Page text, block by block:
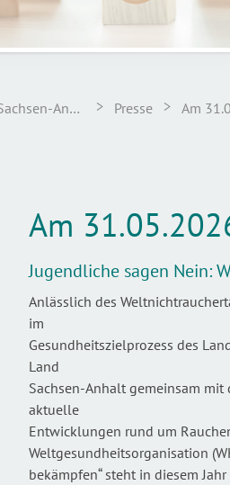
Landesstelle für Suchtfragen Sachsen-Anhalt > Presse > Am
Am
Jugendliche sagen Nein:
Anlässlich des
im
Gesundheitszielprozess des
Land
Sachsen-Anhalt gemeinsam
aktuelle
Entwicklungen rund um
Weltgesundheitsorganisation
bekämpfen“ steht in diesem